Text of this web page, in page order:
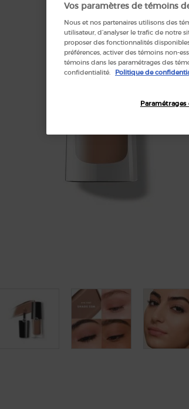
Vos paramètres de témoins
Nous et nos partenaires utilisons des
utilisateur, d’analyser le trafic de notre
proposer des fonctionnalités
préférences, activer des témoins non-
témoins dans les paramétrages des
confidentialité.
Politique de